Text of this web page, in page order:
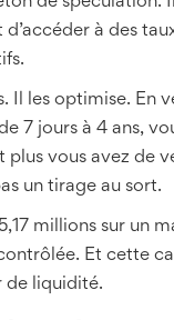
à des
Il les optimise. En
7 jours à 4 ans,
plus vous avez de
un tirage au sort.
millions sur un
Et cette
de liquidité.